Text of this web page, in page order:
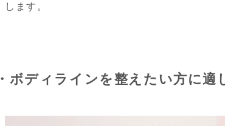
します。
・ボディラインを整えたい方に